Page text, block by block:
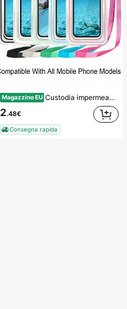
Magazzino EU Custodia impermeabile universale per telefono, Borsa impermeabile per telefono - Con funzione luminosa, Borsa impermeabile per telefono, Custodia impermeabile per telefono, Compatibile con 17 16 15 14 13 Pro Max Plus Air, Adatta per nuoto, rafting, immersioni, fotografia subacquea, spiaggia, sport all'aperto, viaggi, vacanze, piscina, sport all'aperto, Confezione da 8/5/4/3/2/1, Essenziali estivi
2.48€
Consegna rapida